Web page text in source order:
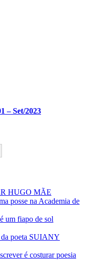
– Set/2023
HUGO MÃE
posse na Academia de
um fiapo de sol
da poeta SUIANY
é costurar poesia